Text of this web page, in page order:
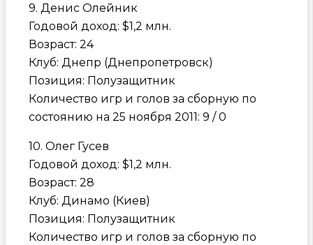
9. Денис Олейник
Годовой доход: $1,2 млн.
Возраст: 24
Клуб: Днепр (Днепропетровск)
Позиция: Полузащитник
Количество игр и голов за сборную по
состоянию на 25 ноября 2011: 9 / 0
10. Олег Гусев
Годовой доход: $1,2 млн.
Возраст: 28
Клуб: Динамо (Киев)
Позиция: Полузащитник
Количество игр и голов за сборную по